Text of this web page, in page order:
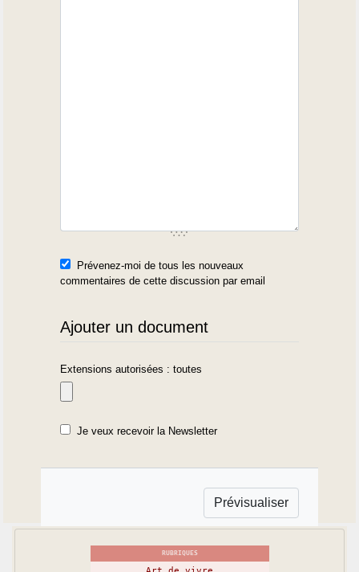
Prévenez-moi de tous les nouveaux
commentaires de cette discussion par email
Ajouter un document
Extensions autorisées : toutes
Je veux recevoir la Newsletter
RUBRIQUES